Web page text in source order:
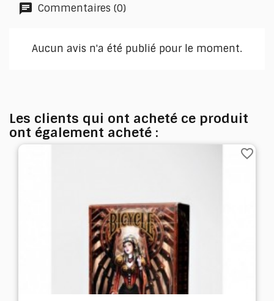
Commentaires (0)
Aucun avis n'a été publié pour le moment.
Les clients qui ont acheté ce produit
ont également acheté :
favorite_border